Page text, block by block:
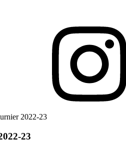
2022-23
23